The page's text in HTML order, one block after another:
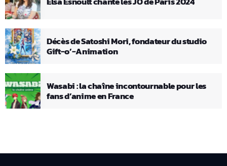
Décès de Satoshi Mori, fondateur du studio
Gift-o’-Animation
Wasabi : la chaîne incontournable pour les
fans d’anime en France